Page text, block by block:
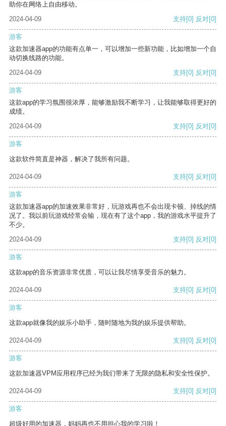
助你在网络上自由移动。
2024-04-09
支持[0] 反对[0]
游客
这款加速器app的功能有点单一，可以增加一些新功能，比如增加一个自
动切换线路的功能。
2024-04-09
支持[0] 反对[0]
游客
这款app的学习氛围很浓厚，能够激励我不断学习，让我能够取得更好的
成绩。
2024-04-09
支持[0] 反对[0]
游客
这款软件简直是神器，解决了我所有问题。
2024-04-09 支持[0] 反对[0]
游客
这款加速器app的加速效果非常好，玩游戏再也不会出现卡顿、掉线的情
况了。我以前玩游戏经常会输，现在有了这个app，我的游戏水平提升了
不少。
2024-04-09
支持[0] 反对[0]
游客
这款app的音乐资源非常优质，可以让我尽情享受音乐的魅力。
2024-04-09 支持[0] 反对[0]
游客
这款app就像我的娱乐小助手，随时随地为我的娱乐提供帮助。
2024-04-09 支持[0] 反对[0]
游客
这款加速器VPM应用程序已经为我们带来了无限的隐私和安全性保护。
2024-04-09 支持[0] 反对[0]
游客
超级好用的加速器，妈妈再也不用担心我的学习啦！